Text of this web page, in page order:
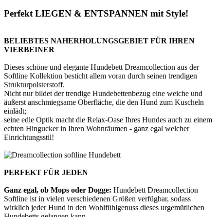
Perfekt LIEGEN & ENTSPANNEN mit Style!
BELIEBTES NAHERHOLUNGSGEBIET FÜR IHREN
VIERBEINER
Dieses schöne und elegante Hundebett Dreamcollection aus der
Softline Kollektion besticht allem voran durch seinen trendigen
Strukturpolsterstoff.
Nicht nur bildet der trendige Hundebettenbezug eine weiche und
äußerst anschmiegsame Oberfläche, die den Hund zum Kuscheln
einlädt;
seine edle Optik macht die Relax-Oase Ihres Hundes auch zu einem
echten Hingucker in Ihren Wohnräumen - ganz egal welcher
Einrichtungsstil!
PERFEKT FÜR JEDEN
Ganz egal, ob Mops oder Dogge: Hundebett Dreamcollection
Softline ist in vielen verschiedenen Größen verfügbar, sodass
wirklich jeder Hund in den Wohlfühlgenuss dieses urgemütlichen